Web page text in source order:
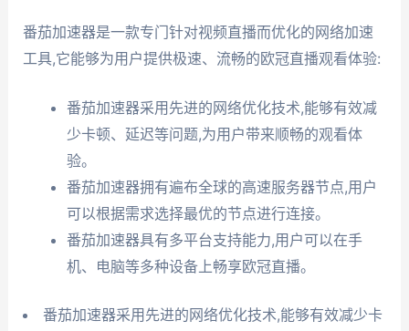
番茄加速器是一款专门针对视频直播而优化的网络加速
工具,它能够为用户提供极速、流畅的欧冠直播观看体验:
番茄加速器采用先进的网络优化技术,能够有效减
少卡顿、延迟等问题,为用户带来顺畅的观看体
验。
番茄加速器拥有遍布全球的高速服务器节点,用户
可以根据需求选择最优的节点进行连接。
番茄加速器具有多平台支持能力,用户可以在手
机、电脑等多种设备上畅享欧冠直播。
番茄加速器采用先进的网络优化技术,能够有效减少卡